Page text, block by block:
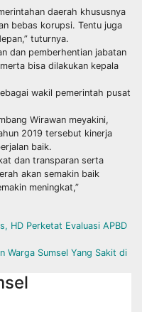
daerah khususnya
bebas korupsi. Tentu juga
tuturnya.
dan pemberhentian jabatan
bisa dilakukan kepala
wakil pemerintah pusat
Wirawan meyakini,
2019 tersebut kinerja
baik.
dan transparan serta
akan semakin baik
meningkat,”
HD Perketat Evaluasi APBD
Warga Sumsel Yang Sakit di